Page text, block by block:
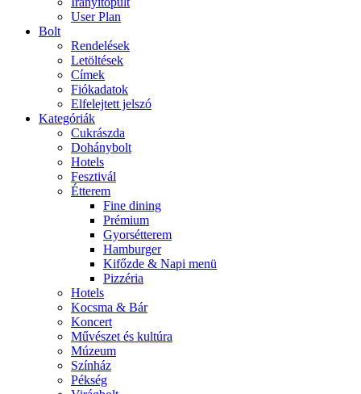
User Plan
Bolt
Rendelések
Letöltések
Címek
Fiókadatok
Elfelejtett jelszó
Kategóriák
Cukrászda
Dohánybolt
Hotels
Fesztivál
Étterem
Fine dining
Prémium
Gyorsétterem
Hamburger
Kifőzde & Napi menü
Pizzéria
Hotels
Kocsma & Bár
Koncert
Művészet és kultúra
Múzeum
Színház
Pékség